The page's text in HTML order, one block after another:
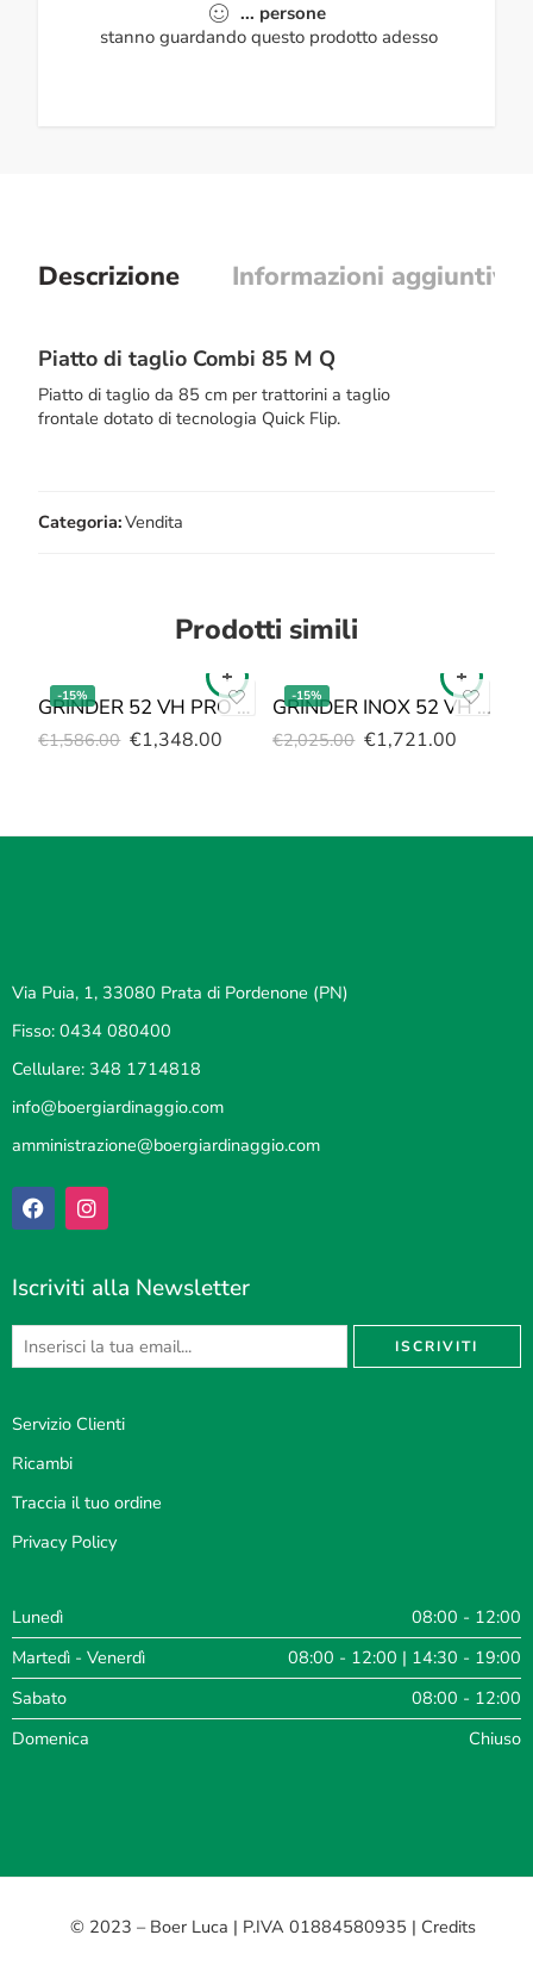
... persone
stanno guardando questo prodotto adesso
Descrizione Informazioni aggiuntive
Piatto di taglio Combi 85 M Q
Piatto di taglio da 85 cm per trattorini a taglio
frontale dotato di tecnologia Quick Flip.
Categoria:Vendita
Prodotti simili
-15% GRINDER 52 VH PRO Variatore Honda GXV160
€1,586.00 €1,348.00
-15% GRINDER INOX 52 VH PRO HONDA GXV160
€2,025.00 €1,721.00
Via Puia, 1, 33080 Prata di Pordenone (PN)
Fisso: 0434 080400
Cellulare: 348 1714818
info@boergiardinaggio.com
amministrazione@boergiardinaggio.com
Iscriviti alla Newsletter
Servizio Clienti
Ricambi
Traccia il tuo ordine
Privacy Policy
Lunedì
08:00 - 12:00
Martedì - Venerdì
08:00 - 12:00 | 14:30 - 19:00
Sabato
08:00 - 12:00
Domenica
Chiuso
© 2023 – Boer Luca | P.IVA 01884580935 | Credits